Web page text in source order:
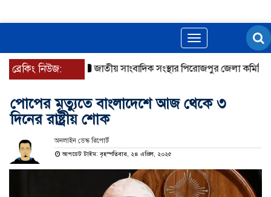
Toggle
navigation
ব্রেকিং নিউজ: জাতীয় সাংবাদিক সংস্থার পিরোজপুর জেলা কমিটি
পোপের মৃত্যুতে বাংলাদেশে আজ থেকে ৩
দিনের রাষ্ট্রীয় শোক
অনলাইন ডেস্ক রিপোর্ট
আপডেট টাইম: বৃহস্পতিবার, ২৪ এপ্রিল, ২০২৫